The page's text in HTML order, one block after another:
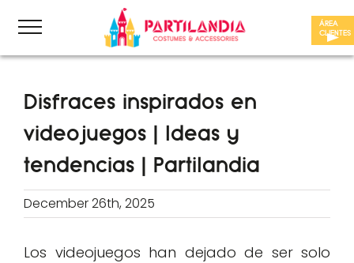
content
ÁREA
CLIENTES
Disfraces inspirados en
videojuegos | Ideas y
tendencias | Partilandia
December 26th, 2025
Los videojuegos han dejado de ser solo